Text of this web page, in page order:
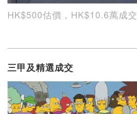
HK$500估價，HK$10.6萬成交
三甲及精選成交